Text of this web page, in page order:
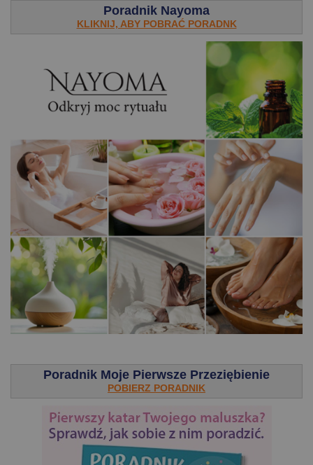
Poradnik Nayoma
KLIKNIJ, ABY POBRAĆ PORADNK
Poradnik Moje Pierwsze Przeziębienie
POBIERZ PORADNIK